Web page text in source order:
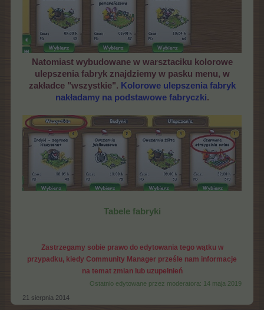
Natomiast wybudowane w warsztaciku kolorowe
ulepszenia fabryk znajdziemy w pasku menu, w
zakładce "wszystkie". Kolorowe ulepszenia fabryk
nakładamy na podstawowe fabryczki.
Tabele fabryki
Zastrzegamy sobie prawo do edytowania tego wątku w
przypadku, kiedy Community Manager prześle nam informacje
na temat zmian lub uzupełnień
Ostatnio edytowane przez moderatora: 14 maja 2019
21 sierpnia 2014